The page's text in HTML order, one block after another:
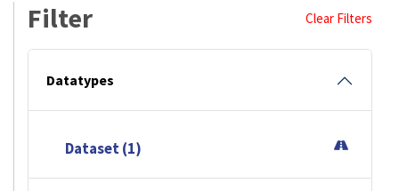
Filter Clear Filters
Datatypes
Dataset (1)